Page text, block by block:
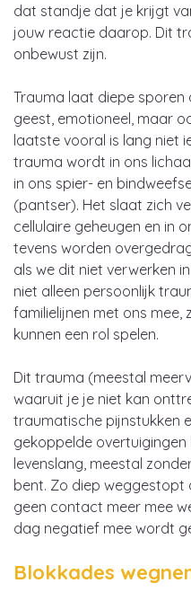
dat standje dat je krijgt
jouw reactie daarop. Dit
onbewust zijn.
Trauma laat diepe sporen
geest, emotioneel, maar
laatste vooral is lang niet
trauma wordt in ons
in ons spier- en
(pantser). Het slaat zich
cellulaire geheugen en in
tevens worden
als we dit niet verwerken
niet alleen persoonlijk
familielijnen met ons mee,
kunnen een rol spelen.
Dit trauma (meestal
waaruit je je niet kan
traumatische pijnstukken
gekoppelde
levenslang, meestal
bent. Zo diep weggestopt
geen contact meer mee
dag negatief mee wordt
Blokkades